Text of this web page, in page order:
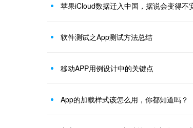
苹果iCloud数据迁入中国，据说会变得不
软件测试之App测试方法总结
移动APP用例设计中的关键点
App的加载样式该怎么用，你都知道吗？